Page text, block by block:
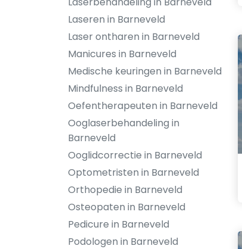
Laseren in Barneveld
Laser ontharen in Barneveld
Manicures in Barneveld
Medische keuringen in Barneveld
Mindfulness in Barneveld
Oefentherapeuten in Barneveld
Ooglaserbehandeling in
Barneveld
Ooglidcorrectie in Barneveld
Optometristen in Barneveld
Orthopedie in Barneveld
Osteopaten in Barneveld
Pedicure in Barneveld
Podologen in Barneveld